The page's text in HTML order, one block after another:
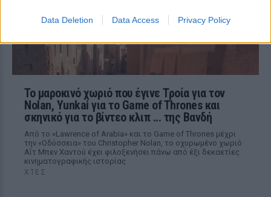
Data Deletion Data Access Privacy Policy
Το μαροκινό χωριό που έγινε Τροία για τον
Nolan, Yunkai για το Game of Thrones και
σκηνικό για το βίντεο κλιπ ... της Βανδή
Από το «Lawrence of Arabia» και το Game of Thrones μέχρι
την «Οδύσσεια» του Christopher Nolan, το οχυρωμένο χωριό
Αΐτ Μπεν Χαντού έχει φιλοξενήσει πάνω από έξι δεκαετίες
κινηματογραφικής ιστορίας
ΧΤΕΣ